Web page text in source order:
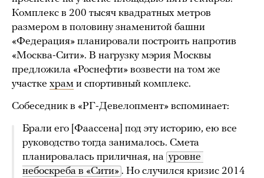
Комплекс в 200 тысяч квадратных метров
размером в половину знаменитой башни
«Федерация» планировали построить напротив
«Москва-Сити». В нагрузку мэрия Москвы
предложила «Роснефти» возвести на том же
участке храм и спортивный комплекс.
Собеседник в «РГ-Девелопмент» вспоминает:
Брали его [Фаассена] под эту историю, ею все
руководство тогда занималось. Смета
планировалась приличная, на уровне
небоскреба в «Сити» . Но случился кризис 2014